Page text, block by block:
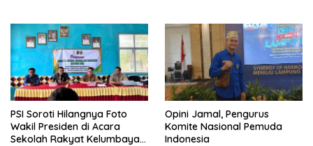
PSI Soroti Hilangnya Foto
Wakil Presiden di Acara
Sekolah Rakyat Kelumbayan,
Opini Jamal, Pengurus
Komite Nasional Pemuda
Indonesia